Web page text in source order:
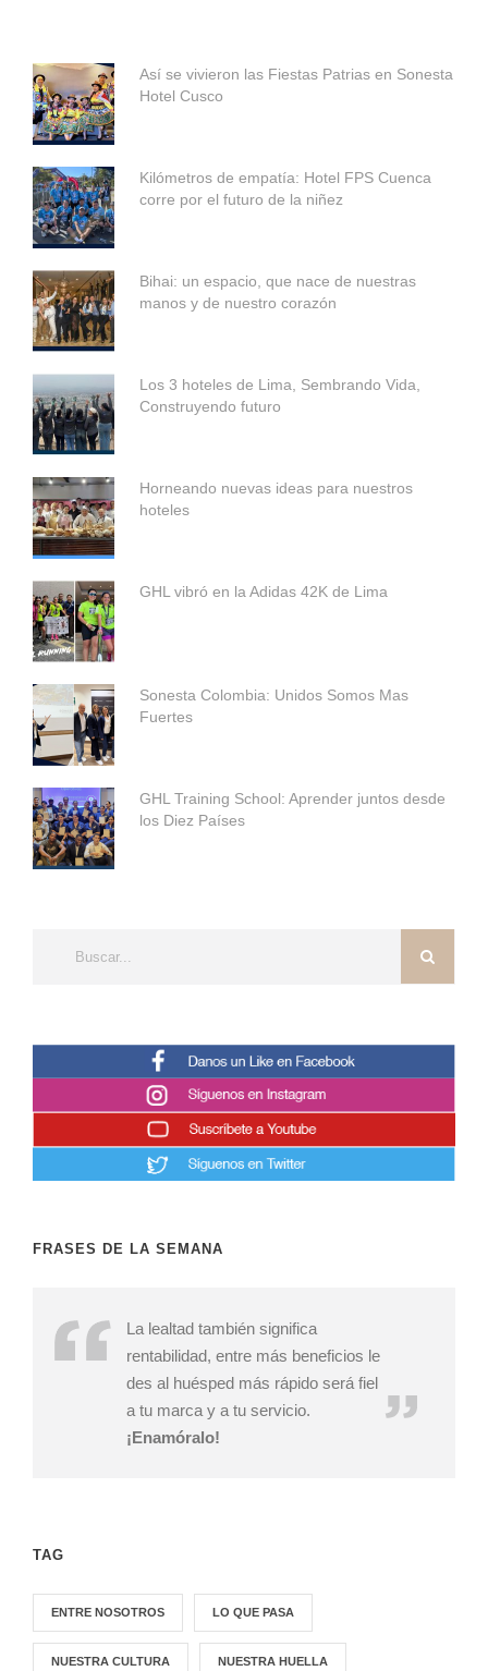
Así se vivieron las Fiestas Patrias en Sonesta
Hotel Cusco
Kilómetros de empatía: Hotel FPS Cuenca
corre por el futuro de la niñez
Bihai: un espacio, que nace de nuestras
manos y de nuestro corazón
Los 3 hoteles de Lima, Sembrando Vida,
Construyendo futuro
Horneando nuevas ideas para nuestros
hoteles
GHL vibró en la Adidas 42K de Lima
Sonesta Colombia: Unidos Somos Mas
Fuertes
GHL Training School: Aprender juntos desde
los Diez Países
FRASES DE LA SEMANA
La lealtad también significa
rentabilidad, entre más beneficios le
des al huésped más rápido será fiel
a tu marca y a tu servicio.
¡Enamóralo!
TAG
ENTRE NOSOTROS LO QUE PASA
NUESTRA CULTURA NUESTRA HUELLA